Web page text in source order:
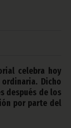
celebra hoy
Dicho
después de los
por parte del